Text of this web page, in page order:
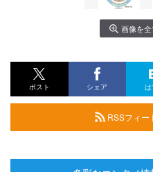
画像を全
ポスト シェア
RSSフィー